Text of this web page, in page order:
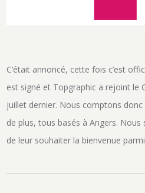
C’était annoncé, cette fois c’est
est signé et Topgraphic a rejoint le
juillet dernier. Nous comptons
de plus, tous basés à Angers.
de leur souhaiter la bienvenue